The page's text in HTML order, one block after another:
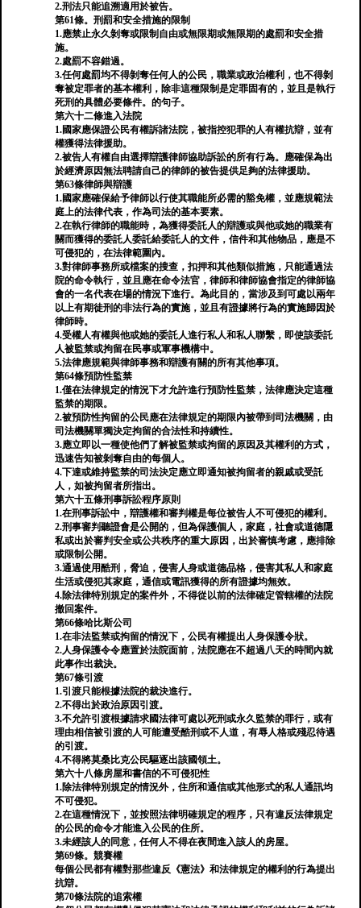
2.刑法只能追溯適用於被告。
第61條。刑罰和安全措施的限制
1.應禁止永久剝奪或限制自由或無限期或無限期的處罰和安全措
施。
2.處罰不容錯過。
3.任何處罰均不得剝奪任何人的公民，職業或政治權利，也不得剝
奪被定罪者的基本權利，除非這種限制是定罪固有的，並且是執行
死刑的具體必要條件。的句子。
第六十二條進入法院
1.國家應保證公民有權訴諸法院，被指控犯罪的人有權抗辯，並有
權獲得法律援助。
2.被告人有權自由選擇辯護律師協助訴訟的所有行為。應確保為出
於經濟原因無法聘請自己的律師的被告提供足夠的法律援助。
第63條律師與辯護
1.國家應確保給予律師以行使其職能所必需的豁免權，並應規範法
庭上的法律代表，作為司法的基本要素。
2.在執行律師的職能時，為獲得委託人的辯護或與他或她的職業有
關而獲得的委託人委託給委託人的文件，信件和其他物品，應是不
可侵犯的，在法律範圍內。
3.對律師事務所或檔案的搜查，扣押和其他類似措施，只能通過法
院的命令執行，並且應在命令法官，律師和律師協會指定的律師協
會的一名代表在場的情況下進行。為此目的，當涉及到可處以兩年
以上有期徒刑的非法行為的實施，並且有證據將行為的實施歸因於
律師時。
4.受權人有權與他或她的委託人進行私人和私人聯繫，即使該委託
人被監禁或拘留在民事或軍事機構中。
5.法律應規範與律師事務和辯護有關的所有其他事項。
第64條預防性監禁
1.僅在法律規定的情況下才允許進行預防性監禁，法律應決定這種
監禁的期限。
2.被預防性拘留的公民應在法律規定的期限內被帶到司法機關，由
司法機關單獨決定拘留的合法性和持續性。
3.應立即以一種使他們了解被監禁或拘留的原因及其權利的方式，
迅速告知被剝奪自由的每個人。
4.下達或維持監禁的司法決定應立即通知被拘留者的親戚或受託
人，如被拘留者所指出。
第六十五條刑事訴訟程序原則
1.在刑事訴訟中，辯護權和審判權是每位被告人不可侵犯的權利。
2.刑事審判聽證會是公開的，但為保護個人，家庭，社會或道德隱
私或出於審判安全或公共秩序的重大原因，出於審慎考慮，應排除
或限制公開。
3.通過使用酷刑，脅迫，侵害人身或道德品格，侵害其私人和家庭
生活或侵犯其家庭，通信或電訊獲得的所有證據均無效。
4.除法律特別規定的案件外，不得從以前的法律確定管轄權的法院
撤回案件。
第66條哈比斯公司
1.在非法監禁或拘留的情況下，公民有權提出人身保護令狀。
2.人身保護令令應置於法院面前，法院應在不超過八天的時間內就
此事作出裁決。
第67條引渡
1.引渡只能根據法院的裁決進行。
2.不得出於政治原因引渡。
3.不允許引渡根據請求國法律可處以死刑或永久監禁的罪行，或有
理由相信被引渡的人可能遭受酷刑或不人道，有辱人格或殘忍待遇
的引渡。
4.不得將莫桑比克公民驅逐出該國領土。
第六十八條房屋和書信的不可侵犯性
1.除法律特別規定的情況外，住所和通信或其他形式的私人通訊均
不可侵犯。
2.在這種情況下，並按照法律明確規定的程序，只有違反法律規定
的公民的命令才能進入公民的住所。
3.未經該人的同意，任何人不得在夜間進入該人的房屋。
第69條。競賽權
每個公民都有權對那些違反《憲法》和法律規定的權利的行為提出
抗辯。
第70條法院的追索權